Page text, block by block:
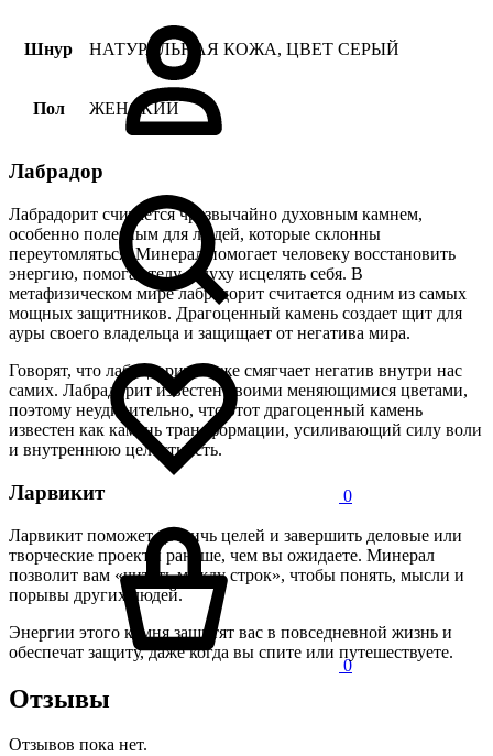
0
0
Шнур НАТУРАЛЬНАЯ КОЖА, ЦВЕТ СЕРЫЙ
Пол ЖЕНСКИЙ
Лабрадор
Лабрадорит считается чрезвычайно духовным камнем,
особенно полезным для людей, которые склонны
переутомляться. Минерал помогает человеку восстановить
энергию, помогая телу и духу исцелять себя. В
метафизическом мире лабрадорит считается одним из самых
мощных защитников. Драгоценный камень создает щит для
ауры своего владельца и защищает от негатива мира.
Говорят, что лабрадорит также смягчает негатив внутри нас
самих. Лабрадорит известен своими меняющимися цветами,
поэтому неудивительно, что этот драгоценный камень
известен как камень трансформации, усиливающий силу воли
и внутреннюю целостность.
Ларвикит
Ларвикит поможет достичь целей и завершить деловые или
творческие проекты раньше, чем вы ожидаете. Минерал
позволит вам «читать между строк», чтобы понять, мысли и
порывы других людей.
Энергии этого камня защитят вас в повседневной жизнь и
обеспечат защиту, даже когда вы спите или путешествуете.
Отзывы
Отзывов пока нет.